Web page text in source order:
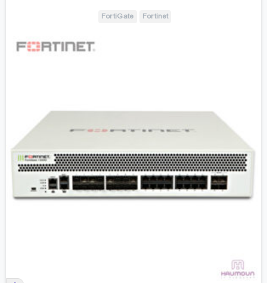
Fortinet
FortiGate